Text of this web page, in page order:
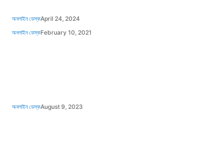
অনলাইন ডেস্কApril 24, 2024
অনলাইন ডেস্কFebruary 10, 2021
অনলাইন ডেস্কAugust 9, 2023